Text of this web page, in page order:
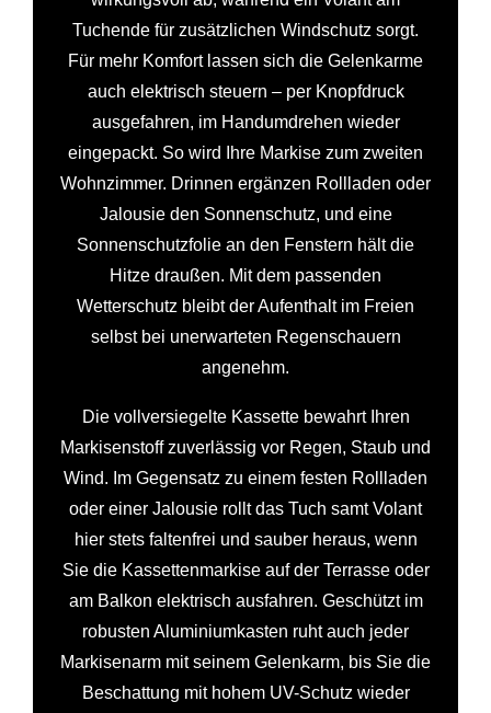
Tuchende für zusätzlichen Windschutz sorgt.
Für mehr Komfort lassen sich die Gelenkarme
auch elektrisch steuern – per Knopfdruck
ausgefahren, im Handumdrehen wieder
eingepackt. So wird Ihre Markise zum zweiten
Wohnzimmer. Drinnen ergänzen Rollladen oder
Jalousie den Sonnenschutz, und eine
Sonnenschutzfolie an den Fenstern hält die
Hitze draußen. Mit dem passenden
Wetterschutz bleibt der Aufenthalt im Freien
selbst bei unerwarteten Regenschauern
angenehm.
Die vollversiegelte Kassette bewahrt Ihren
Markisenstoff zuverlässig vor Regen, Staub und
Wind. Im Gegensatz zu einem festen Rollladen
oder einer Jalousie rollt das Tuch samt Volant
hier stets faltenfrei und sauber heraus, wenn
Sie die Kassettenmarkise auf der Terrasse oder
am Balkon elektrisch ausfahren. Geschützt im
robusten Aluminiumkasten ruht auch jeder
Markisenarm mit seinem Gelenkarm, bis Sie die
Beschattung mit hohem UV-Schutz wieder